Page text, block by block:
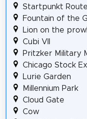
Startpunkt
Fountain of the
Lion on the prowl
Cubi VII
Pritzker Military
Chicago Stock
Lurie Garden
Millennium Park
Cloud Gate
Cow